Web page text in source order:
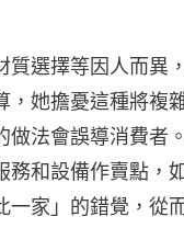
質選擇等因人而異
，她擔憂這種將複
做法會誤導消費者
務和設備作賣點，
一家」的錯覺，從